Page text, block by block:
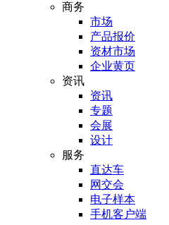
商务
市场
产品报价
资材市场
企业黄页
资讯
资讯
专题
会展
设计
服务
直达车
网交会
电子样本
手机客户端